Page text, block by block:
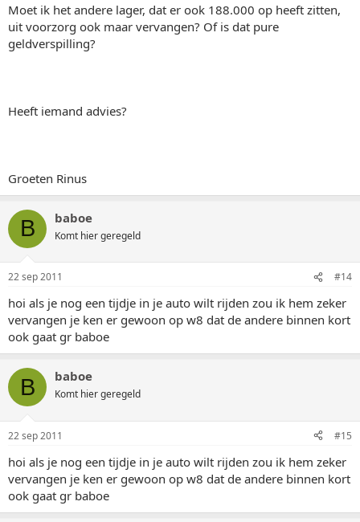
Moet ik het andere lager, dat er ook 188.000 op heeft zitten,
uit voorzorg ook maar vervangen? Of is dat pure
geldverspilling?
Heeft iemand advies?
Groeten Rinus
B baboe
Komt hier geregeld
22 sep 2011 #14
hoi als je nog een tijdje in je auto wilt rijden zou ik hem zeker
vervangen je ken er gewoon op w8 dat de andere binnen kort
ook gaat gr baboe
B baboe
Komt hier geregeld
22 sep 2011 #15
hoi als je nog een tijdje in je auto wilt rijden zou ik hem zeker
vervangen je ken er gewoon op w8 dat de andere binnen kort
ook gaat gr baboe